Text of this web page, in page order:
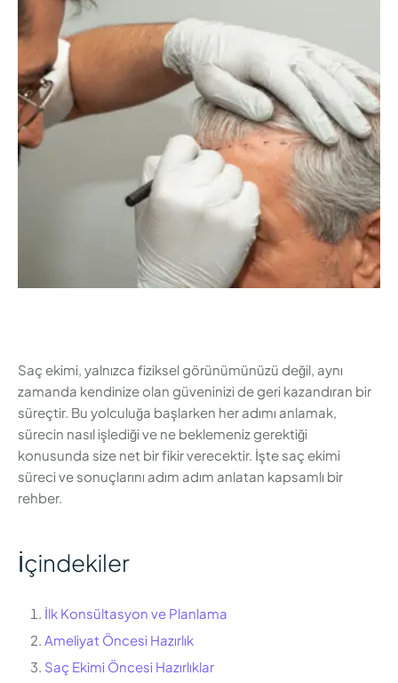
konusunda size net bir fikir verecektir. İşte saç ekimi
süreci ve sonuçlarını adım adım anlatan kapsamlı bir
rehber. İçindekiler 1. İlk Konsültasyon ve Planlama Saç
ekimi …
Saç ekimi, yalnızca fiziksel görünümünüzü değil, aynı
zamanda kendinize olan güveninizi de geri kazandıran bir
süreçtir. Bu yolculuğa başlarken her adımı anlamak,
sürecin nasıl işlediği ve ne beklemeniz gerektiği
konusunda size net bir fikir verecektir. İşte saç ekimi
süreci ve sonuçlarını adım adım anlatan kapsamlı bir
rehber.
İçindekiler
İlk Konsültasyon ve Planlama
Ameliyat Öncesi Hazırlık
Saç Ekimi Öncesi Hazırlıklar